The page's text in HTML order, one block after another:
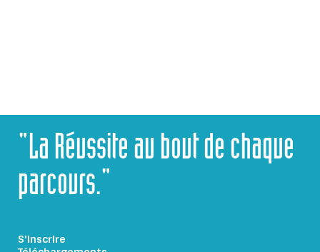
"La Réussite au bout de chaque
parcours."
S'inscrire